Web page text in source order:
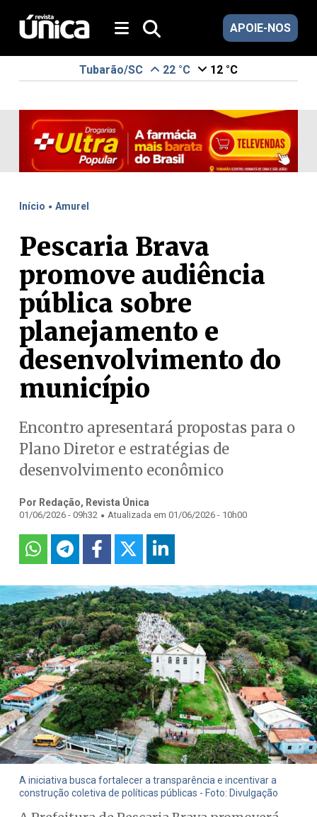
APOIE-NOS
Tubarão/SC 22 °C 12 °C
Início . Amurel
Pescaria Brava
promove audiência
pública sobre
planejamento e
desenvolvimento do
município
Encontro apresentará propostas para o
Plano Diretor e estratégias de
desenvolvimento econômico
Por Redação, Revista Única
01/06/2026 - 09h32 . Atualizada em 01/06/2026 - 10h00
A iniciativa busca fortalecer a transparência e incentivar a
construção coletiva de políticas públicas - Foto: Divulgação